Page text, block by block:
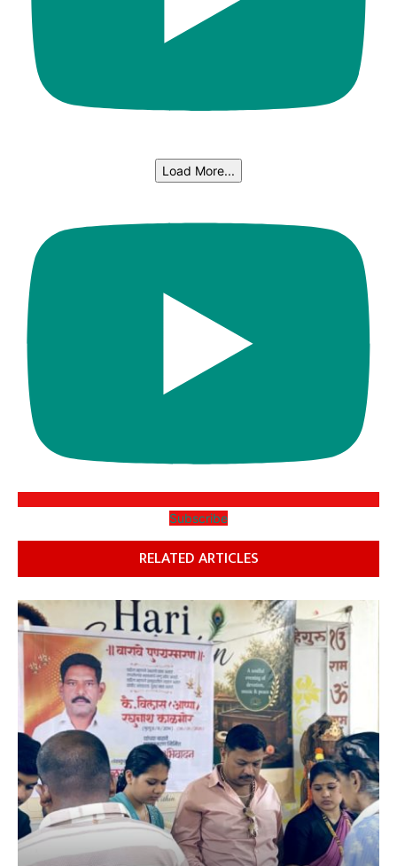
Load More...
Subscribe
RELATED ARTICLES